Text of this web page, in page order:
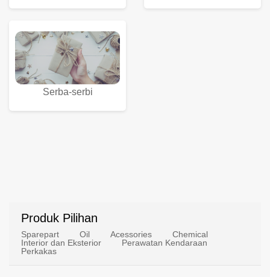
Serba-serbi
Produk Pilihan
Sparepart Oil Acessories
Chemical
Interior dan Eksterior
Perawatan Kendaraan
Perkakas